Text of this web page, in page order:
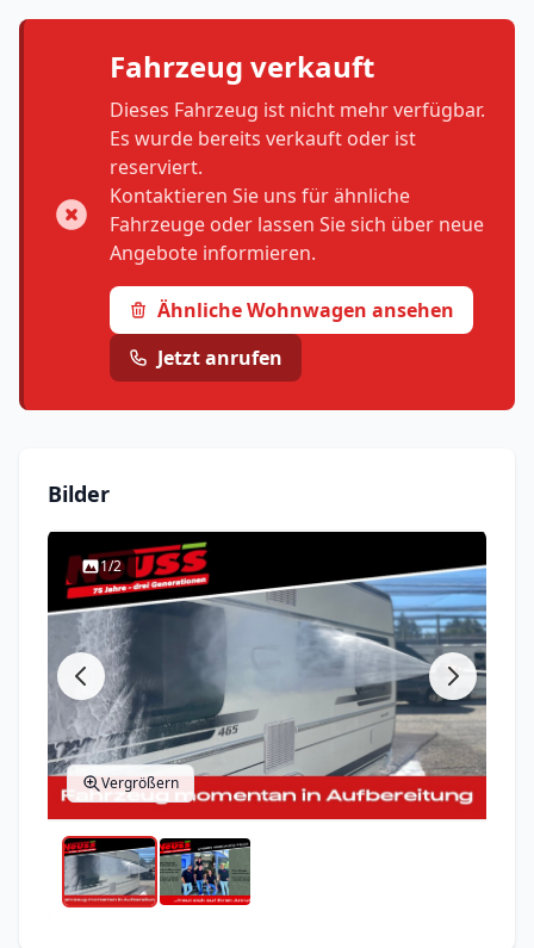
Fahrzeug verkauft
Dieses Fahrzeug ist nicht mehr verfügbar.
Es wurde bereits verkauft oder ist
reserviert.
Kontaktieren Sie uns für ähnliche
Fahrzeuge oder lassen Sie sich über neue
Angebote informieren.
Ähnliche Wohnwagen ansehen
Jetzt anrufen
Bilder
1/2
Vergrößern